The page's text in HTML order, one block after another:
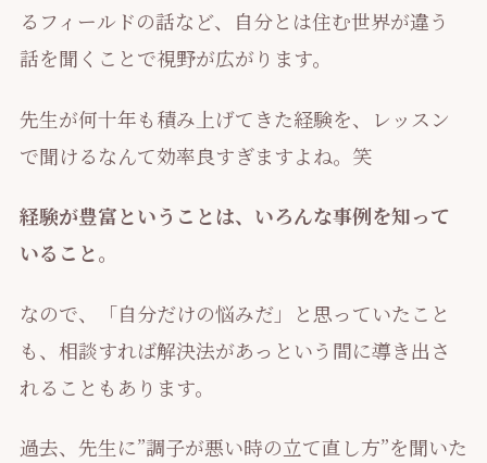
るフィールドの話など、自分とは住む世界が違う
話を聞くことで視野が広がります。
先生が何十年も積み上げてきた経験を、レッスン
で聞けるなんて効率良すぎますよね。笑
経験が豊富ということは、いろんな事例を知って
いること。
なので、「自分だけの悩みだ」と思っていたこと
も、相談すれば解決法があっという間に導き出さ
れることもあります。
過去、先生に”調子が悪い時の立て直し方”を聞いた